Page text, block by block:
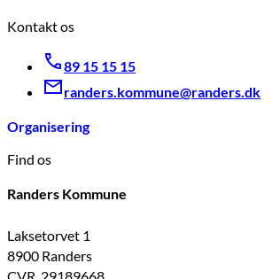
Kontakt os
89 15 15 15
randers.kommune@randers.dk
Organisering
Find os
Randers Kommune
Laksetorvet 1
8900 Randers